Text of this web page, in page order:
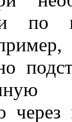
по